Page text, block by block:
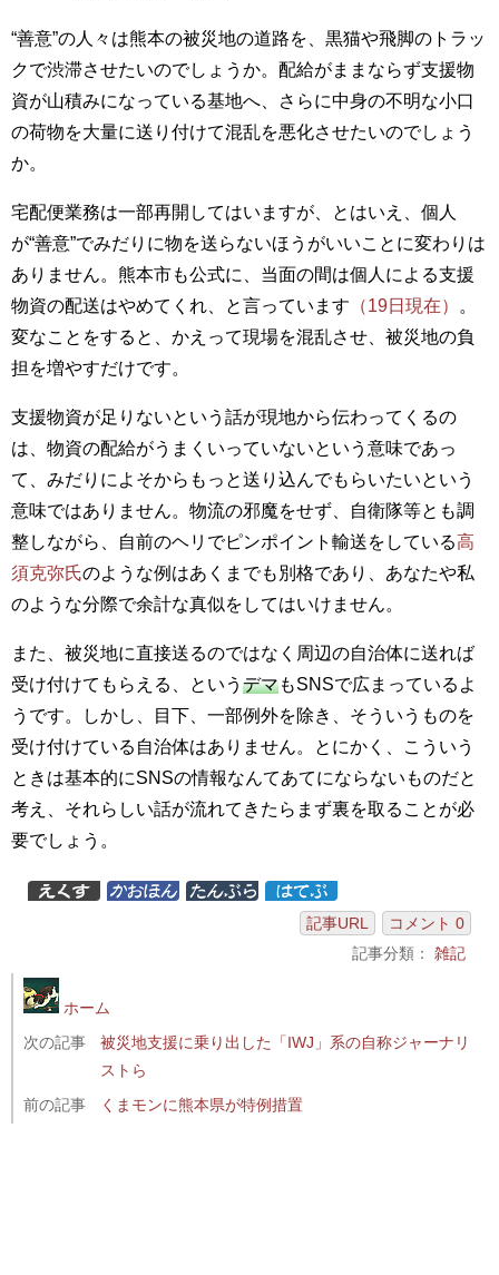
“善意”の人々は熊本の被災地の道路を、黒猫や飛脚のトラッ
クで渋滞させたいのでしょうか。配給がままならず支援物
資が山積みになっている基地へ、さらに中身の不明な小口
の荷物を大量に送り付けて混乱を悪化させたいのでしょう
か。
宅配便業務は一部再開してはいますが、とはいえ、個人
が“善意”でみだりに物を送らないほうがいいことに変わりは
ありません。熊本市も公式に、当面の間は個人による支援
物資の配送はやめてくれ、と言っています （19日現在）
。
変なことをすると、かえって現場を混乱させ、被災地の負
担を増やすだけです。
支援物資が足りないという話が現地から伝わってくるの
は、物資の配給がうまくいっていないという意味であっ
て、みだりによそからもっと送り込んでもらいたいという
意味ではありません。物流の邪魔をせず、自衛隊等とも調
整しながら、自前のヘリでピンポイント輸送をしている高
須克弥氏のような例はあくまでも別格であり、あなたや私
のような分際で余計な真似をしてはいけません。
また、被災地に直接送るのではなく周辺の自治体に送れば
受け付けてもらえる、という デマもSNSで広まっているよ
うです。しかし、目下、一部例外を除き、そういうものを
受け付けている自治体はありません。とにかく、こういう
ときは基本的にSNSの情報なんてあてにならないものだと
考え、それらしい話が流れてきたらまず裏を取ることが必
要でしょう。
記事URL
コメント 0
記事分類： 雑記
ホーム
次の記事
被災地支援に乗り出した「IWJ」系の自称ジャーナリ
ストら
前の記事
くまモンに熊本県が特例措置